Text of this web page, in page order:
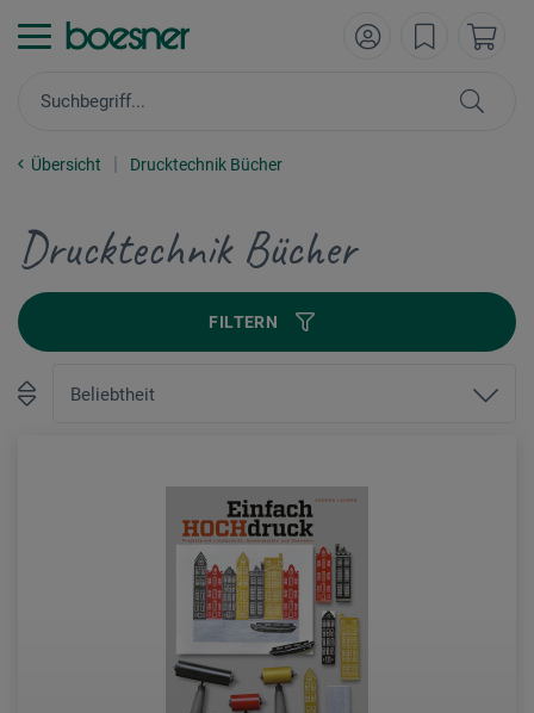
Übersicht Drucktechnik Bücher
Drucktechnik Bücher
FILTERN